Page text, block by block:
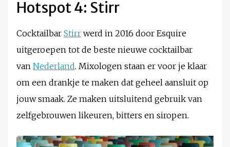
Hotspot 4: Stirr
Cocktailbar Stirr werd in 2016 door Esquire
uitgeroepen tot de beste nieuwe cocktailbar
van Nederland. Mixologen staan er voor je klaar
om een drankje te maken dat geheel aansluit op
jouw smaak. Ze maken uitsluitend gebruik van
zelfgebrouwen likeuren, bitters en siropen.